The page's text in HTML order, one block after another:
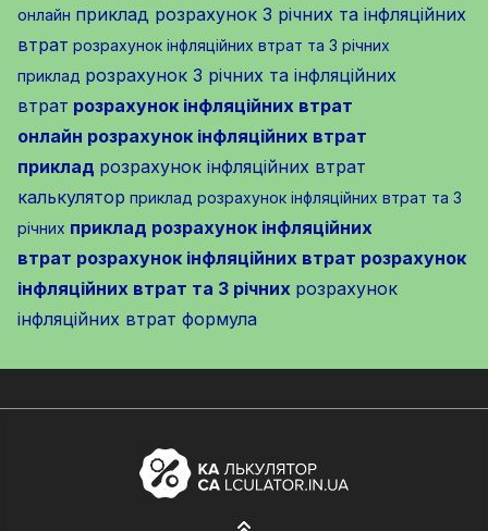
онлайн приклад розрахунок 3 річних та інфляційних
втрат розрахунок інфляційних втрат та 3 річних
приклад розрахунок 3 річних та інфляційних
втрат розрахунок інфляційних втрат
онлайн розрахунок інфляційних втрат
приклад розрахунок інфляційних втрат
калькулятор приклад розрахунок інфляційних втрат та 3
річних приклад розрахунок інфляційних
втрат розрахунок інфляційних втрат розрахунок
інфляційних втрат та 3 річних розрахунок
інфляційних втрат формула